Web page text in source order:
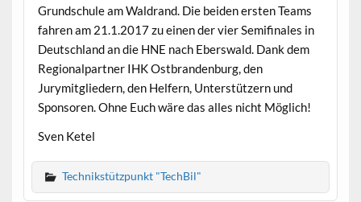
Grundschule am Waldrand. Die beiden ersten Teams
fahren am 21.1.2017 zu einen der vier Semifinales in
Deutschland an die HNE nach Eberswald. Dank dem
Regionalpartner IHK Ostbrandenburg, den
Jurymitgliedern, den Helfern, Unterstützern und
Sponsoren. Ohne Euch wäre das alles nicht Möglich!
Sven Ketel
Technikstützpunkt "TechBil"